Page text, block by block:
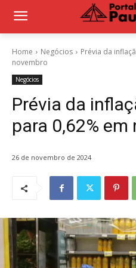
Home Negócios
Prévia da
novembro
Negócios
Prévia da
para 0,62%
26 de novembro de 2024